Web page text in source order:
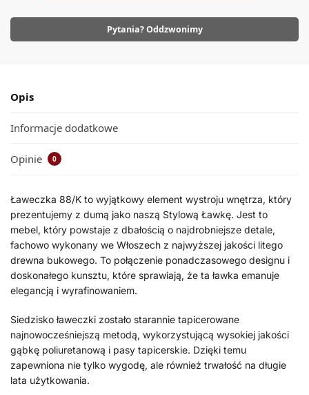
Pytania? Oddzwonimy
Opis
Informacje dodatkowe
Opinie 0
Ławeczka 88/K to wyjątkowy element wystroju wnętrza, który
prezentujemy z dumą jako naszą Stylową Ławkę. Jest to
mebel, który powstaje z dbałością o najdrobniejsze detale,
fachowo wykonany we Włoszech z najwyższej jakości litego
drewna bukowego. To połączenie ponadczasowego designu i
doskonałego kunsztu, które sprawiają, że ta ławka emanuje
elegancją i wyrafinowaniem.
Siedzisko ławeczki zostało starannie tapicerowane
najnowocześniejszą metodą, wykorzystującą wysokiej jakości
gąbkę poliuretanową i pasy tapicerskie. Dzięki temu
zapewniona nie tylko wygodę, ale również trwałość na długie
lata użytkowania.